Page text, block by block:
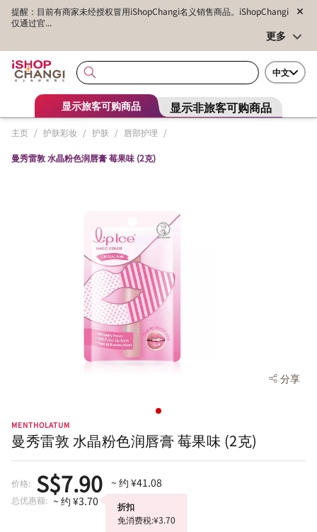
提醒：目前有商家未经授权冒用iShopChangi名义销售商品。iShopChangi
仅通过官...
更多
中文
显示旅客可购商品 显示非旅客可购商品
主页 / 护肤彩妆 / 护肤 / 唇部护理 /
曼秀雷敦 水晶粉色润唇膏 莓果味 (2克)
分享
MENTHOLATUM
曼秀雷敦 水晶粉色润唇膏 莓果味 (2克)
价格: S$7.90 ~ 约 ¥41.08
总优惠额: ~ 约 ¥3.70
折扣
免消费税:¥3.70